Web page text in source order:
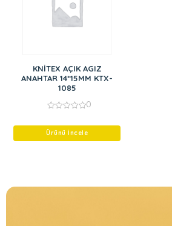
KNİTEX AÇIK AGIZ
ANAHTAR 14*15MM KTX-
1085
of
0
Ürünü İncele